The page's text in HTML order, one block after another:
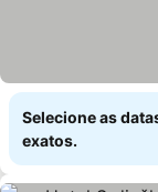
Selecione as
exatos.